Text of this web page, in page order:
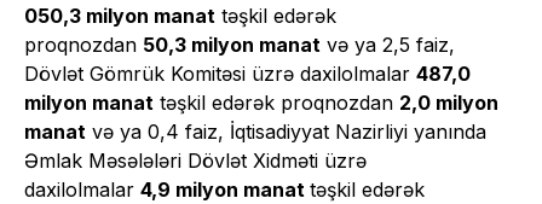
050,3 milyon manat təşkil edərək
proqnozdan 50,3 milyon manat və ya 2,5 faiz,
Dövlət Gömrük Komitəsi üzrə daxilolmalar 487,0
milyon manat təşkil edərək proqnozdan 2,0 milyon
manat və ya 0,4 faiz, İqtisadiyyat Nazirliyi yanında
Əmlak Məsələləri Dövlət Xidməti üzrə
daxilolmalar 4,9 milyon manat təşkil edərək